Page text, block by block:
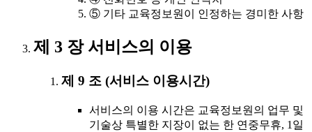
⑤ 기타 교육정보원이 인정하는 경미한 사항
제 3 장 서비스의 이용
제 9 조 (서비스 이용시간)
서비스의 이용 시간은 교육정보원의 업무 및
기술상 특별한 지장이 없는 한 연중무휴, 1일